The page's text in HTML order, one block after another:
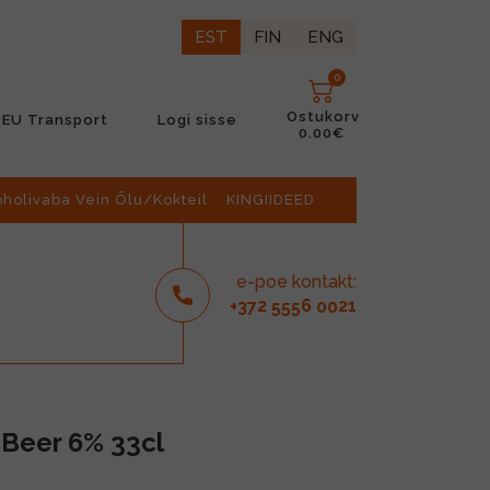
EST FIN ENG
EU Transport Logi sisse
0
Ostukorv
0.00€
Vein Õlu/Kokteil KINGIIDEED
e-poe kontakt:
+372 5556 0021
6% 33cl